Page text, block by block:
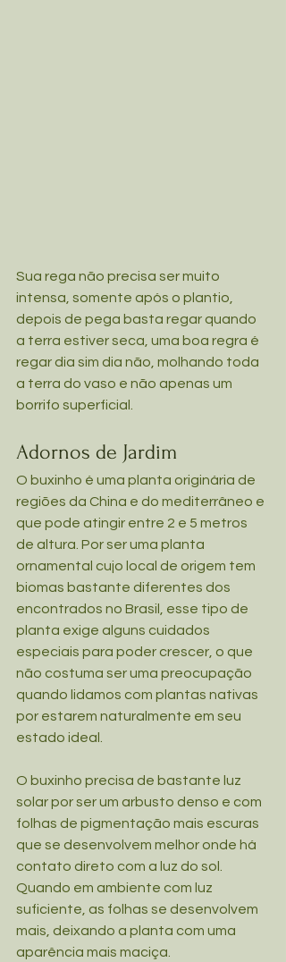
Sua rega não precisa ser muito
intensa, somente após o plantio,
depois de pega basta regar quando
a terra estiver seca, uma boa regra é
regar dia sim dia não, molhando toda
a terra do vaso e não apenas um
borrifo superficial.
Adornos de Jardim
O buxinho é uma planta originária de
regiões da China e do mediterrâneo e
que pode atingir entre 2 e 5 metros
de altura. Por ser uma planta
ornamental cujo local de origem tem
biomas bastante diferentes dos
encontrados no Brasil, esse tipo de
planta exige alguns cuidados
especiais para poder crescer, o que
não costuma ser uma preocupação
quando lidamos com plantas nativas
por estarem naturalmente em seu
estado ideal.
O buxinho precisa de bastante luz
solar por ser um arbusto denso e com
folhas de pigmentação mais escuras
que se desenvolvem melhor onde há
contato direto com a luz do sol.
Quando em ambiente com luz
suficiente, as folhas se desenvolvem
mais, deixando a planta com uma
aparência mais maciça.